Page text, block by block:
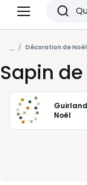
Menu
Redoute
vus
... Décoration de Noël
Sapin de
Noël